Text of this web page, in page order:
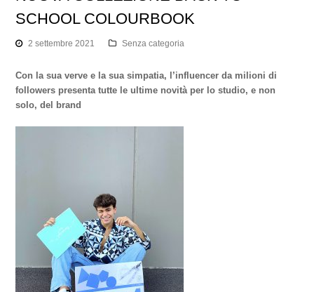
SCHOOL COLOURBOOK
2 settembre 2021 Senza categoria
Con la sua verve e la sua simpatia, l’influencer da milioni di
followers presenta tutte le ultime novità per lo studio, e non
solo, del brand